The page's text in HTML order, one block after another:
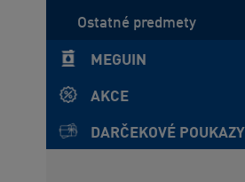
Ostatné predmety
MEGUIN
AKCE
DARČEKOVÉ POUKAZY